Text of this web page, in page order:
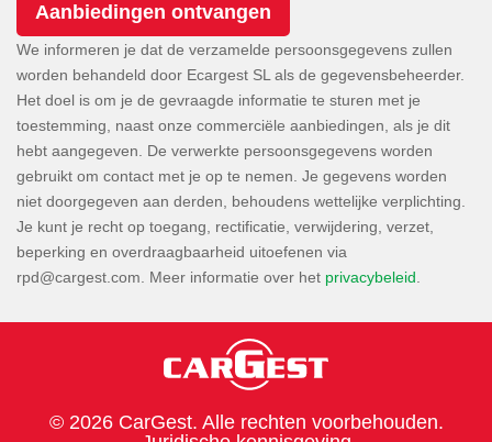
We informeren je dat de verzamelde persoonsgegevens zullen
worden behandeld door Ecargest SL als de gegevensbeheerder.
Het doel is om je de gevraagde informatie te sturen met je
toestemming, naast onze commerciële aanbiedingen, als je dit
hebt aangegeven. De verwerkte persoonsgegevens worden
gebruikt om contact met je op te nemen. Je gegevens worden
niet doorgegeven aan derden, behoudens wettelijke verplichting.
Je kunt je recht op toegang, rectificatie, verwijdering, verzet,
beperking en overdraagbaarheid uitoefenen via
. Meer informatie over het privacybeleid
© 2026 CarGest. Alle rechten voorbehouden.